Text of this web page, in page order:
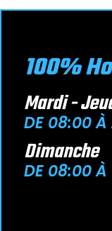
100%
Mardi -
DE 08:00
Dimanche
DE 08:00 À